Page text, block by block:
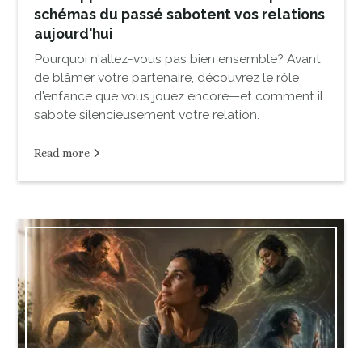
schémas du passé sabotent vos relations
aujourd'hui
Pourquoi n'allez-vous pas bien ensemble? Avant
de blâmer votre partenaire, découvrez le rôle
d'enfance que vous jouez encore—et comment il
sabote silencieusement votre relation.
Read more